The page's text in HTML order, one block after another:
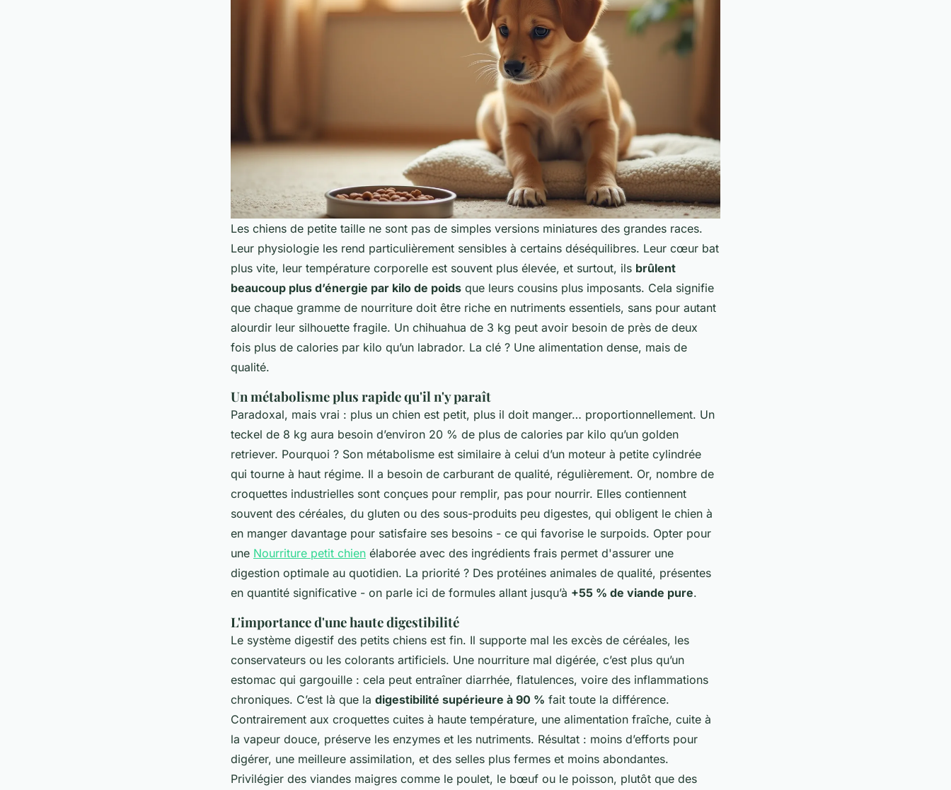
Les chiens de petite taille ne sont pas de simples versions miniatures des grandes races.
Leur physiologie les rend particulièrement sensibles à certains déséquilibres. Leur cœur bat
plus vite, leur température corporelle est souvent plus élevée, et surtout, ils brûlent
beaucoup plus d’énergie par kilo de poids que leurs cousins plus imposants. Cela signifie
que chaque gramme de nourriture doit être riche en nutriments essentiels, sans pour autant
alourdir leur silhouette fragile. Un chihuahua de 3 kg peut avoir besoin de près de deux
fois plus de calories par kilo qu’un labrador. La clé ? Une alimentation dense, mais de
qualité.
Un métabolisme plus rapide qu'il n'y paraît
Paradoxal, mais vrai : plus un chien est petit, plus il doit manger… proportionnellement. Un
teckel de 8 kg aura besoin d’environ 20 % de plus de calories par kilo qu’un golden
retriever. Pourquoi ? Son métabolisme est similaire à celui d’un moteur à petite cylindrée
qui tourne à haut régime. Il a besoin de carburant de qualité, régulièrement. Or, nombre de
croquettes industrielles sont conçues pour remplir, pas pour nourrir. Elles contiennent
souvent des céréales, du gluten ou des sous-produits peu digestes, qui obligent le chien à
en manger davantage pour satisfaire ses besoins - ce qui favorise le surpoids. Opter pour
une Nourriture petit chien élaborée avec des ingrédients frais permet d'assurer une
digestion optimale au quotidien. La priorité ? Des protéines animales de qualité, présentes
en quantité significative - on parle ici de formules allant jusqu’à +55 % de viande pure.
L'importance d'une haute digestibilité
Le système digestif des petits chiens est fin. Il supporte mal les excès de céréales, les
conservateurs ou les colorants artificiels. Une nourriture mal digérée, c’est plus qu’un
estomac qui gargouille : cela peut entraîner diarrhée, flatulences, voire des inflammations
chroniques. C’est là que la digestibilité supérieure à 90 % fait toute la différence.
Contrairement aux croquettes cuites à haute température, une alimentation fraîche, cuite à
la vapeur douce, préserve les enzymes et les nutriments. Résultat : moins d’efforts pour
digérer, une meilleure assimilation, et des selles plus fermes et moins abondantes.
Privilégier des viandes maigres comme le poulet, le bœuf ou le poisson, plutôt que des